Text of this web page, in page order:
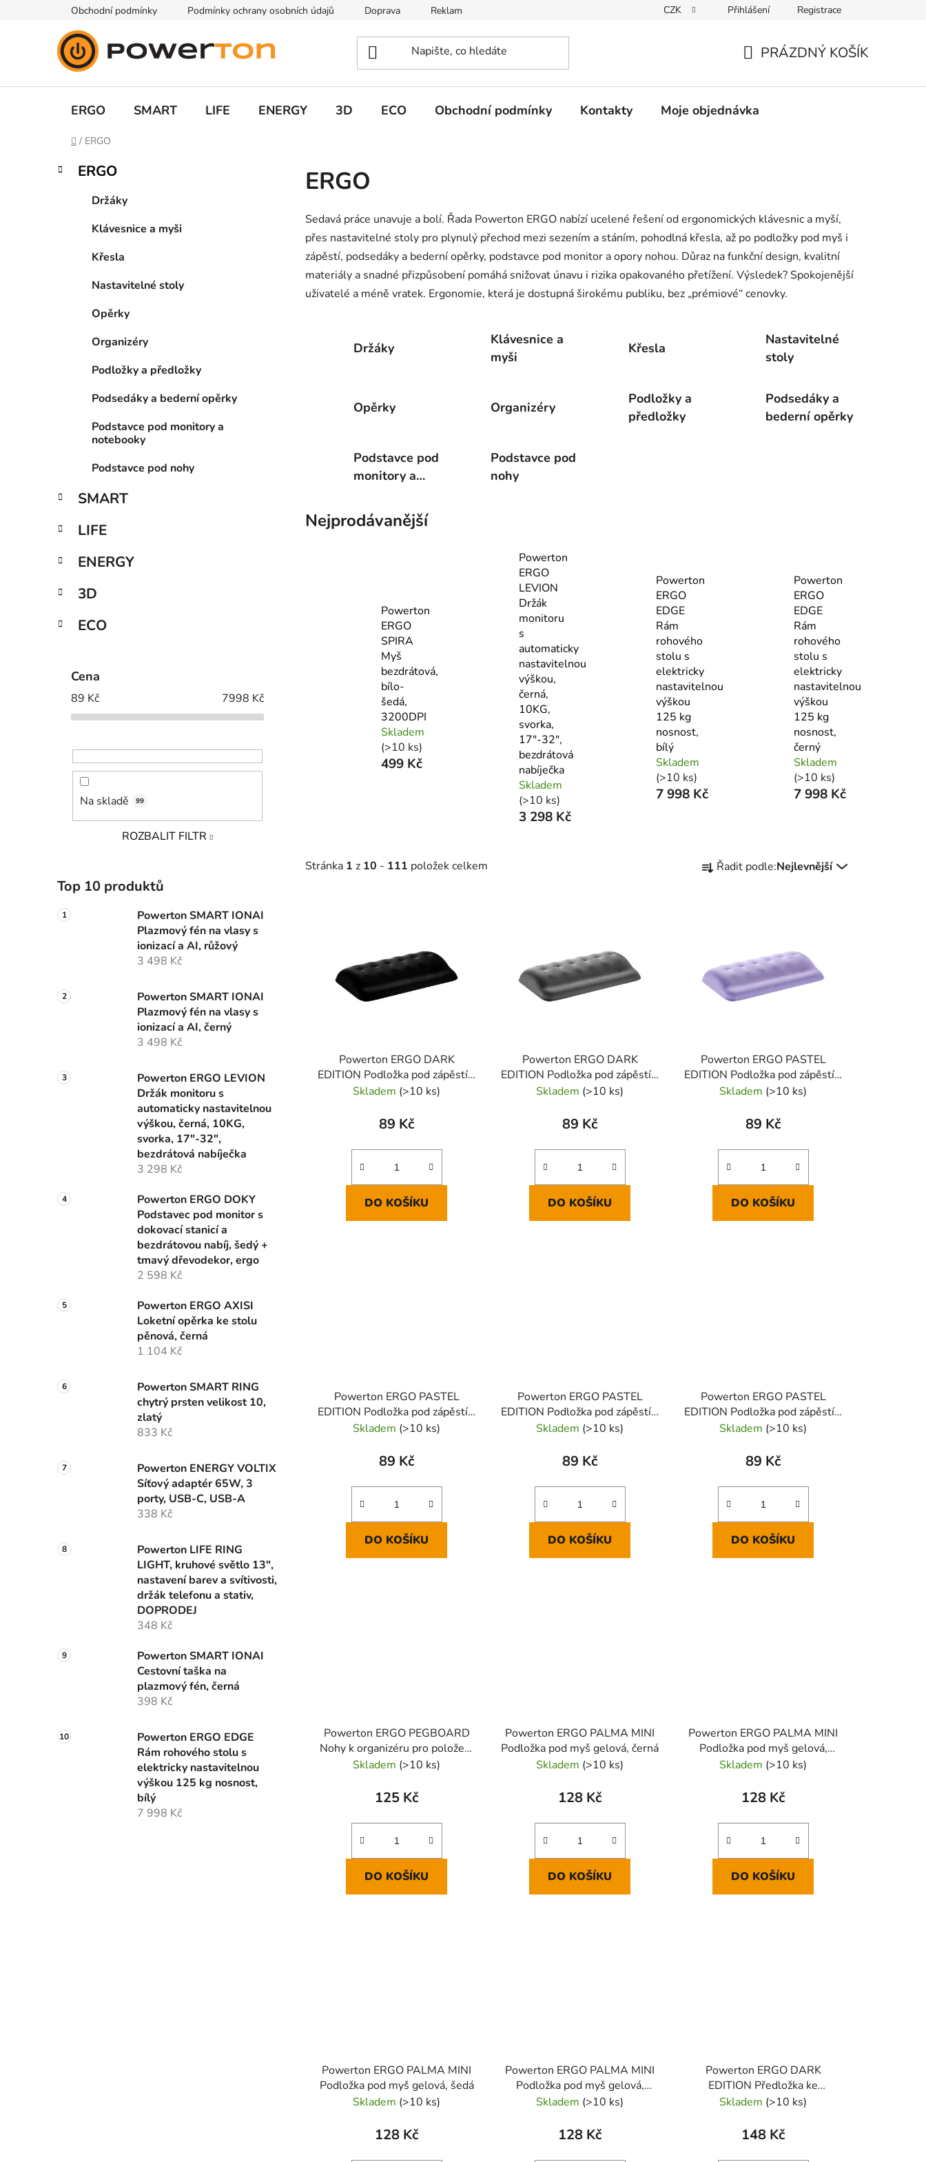
Obchodní podmínky Podmínky ochrany osobních údajů Doprava Reklamace CZK Přihlášení Registrace
KOŠÍK
PRÁZDNÝ KOŠÍK
ERGO SMART LIFE ENERGY 3D ECO Obchodní podmínky Kontakty Moje objednávka
Domů
/ ERGO
PPřeskočit
kategorie
K
a
ERGO
Držáky
Klávesnice a myši
Křesla
Nastavitelné stoly
Opěrky
Organizéry
Podložky a předložky
Podsedáky a bederní opěrky
Podstavce pod monitory a
notebooky
Podstavce pod nohy
SMART
LIFE
ENERGY
3D
ECO
Cena
89 Kč 7998 Kč
Na skladě 99
ROZBALIT FILTR
Top 10 produktů
Powerton SMART IONAI
Plazmový fén na vlasy s
ionizací a AI, růžový
3 498 Kč
Powerton SMART IONAI
Plazmový fén na vlasy s
ionizací a AI, černý
3 498 Kč
Powerton ERGO LEVION
Držák monitoru s
automaticky nastavitelnou
výškou, černá, 10KG,
svorka, 17"-32",
bezdrátová nabíječka
3 298 Kč
Powerton ERGO DOKY
Podstavec pod monitor s
dokovací stanicí a
bezdrátovou nabíj, šedý +
tmavý dřevodekor, ergo
2 598 Kč
Powerton ERGO AXISI
Loketní opěrka ke stolu
pěnová, černá
1 104 Kč
Powerton SMART RING
chytrý prsten velikost 10,
zlatý
833 Kč
Powerton ENERGY VOLTIX
Síťový adaptér 65W, 3
porty, USB-C, USB-A
338 Kč
Powerton LIFE RING
LIGHT, kruhové světlo 13",
nastavení barev a svítivosti,
držák telefonu a stativ,
DOPRODEJ
348 Kč
Powerton SMART IONAI
Cestovní taška na
plazmový fén, černá
398 Kč
Powerton ERGO EDGE
Rám rohového stolu s
elektricky nastavitelnou
výškou 125 kg nosnost,
bílý
7 998 Kč
ERGO
Sedavá práce unavuje a bolí. Řada Powerton ERGO nabízí ucelené řešení od ergonomických klávesnic a myší,
přes nastavitelné stoly pro plynulý přechod mezi sezením a stáním, pohodlná křesla, až po podložky pod myš i
zápěstí, podsedáky a bederní opěrky, podstavce pod monitor a opory nohou. Důraz na funkční design, kvalitní
materiály a snadné přizpůsobení pomáhá snižovat únavu i rizika opakovaného přetížení. Výsledek? Spokojenější
uživatelé a méně vratek. Ergonomie, která je dostupná širokému publiku, bez „prémiové“ cenovky.
Držáky
Klávesnice a
myši
Křesla
Nastavitelné
stoly
Opěrky Organizéry
Podložky a
předložky
Podsedáky a
bederní opěrky
Podstavce pod
monitory a
Podstavce pod
nohy
Nejprodávanější
Powerton
ERGO
SPIRA
Myš
bezdrátová,
bílo-
šedá,
3200DPI
Skladem
(>10 ks)
499 Kč
Powerton
ERGO
LEVION
Držák
monitoru
s
automaticky
nastavitelnou
výškou,
černá,
10KG,
svorka,
17"-32",
bezdrátová
nabíječka
Skladem
(>10 ks)
3 298 Kč
Powerton
ERGO
EDGE
Rám
rohového
stolu s
elektricky
nastavitelnou
výškou
125 kg
nosnost,
bílý
Skladem
(>10 ks)
7 998 Kč
Powerton
ERGO
EDGE
Rám
rohového
stolu s
elektricky
nastavitelnou
výškou
125 kg
nosnost,
černý
Skladem
(>10 ks)
7 998 Kč
Stránka 1 z 10 - 111 položek celkem
a
p
r
k
t
Řadit podle:Nejlevnější
Powerton ERGO DARK
EDITION Podložka pod zápěstí z
paměťové pěny, černá
Skladem (>10 ks)
89 Kč
DO KOŠÍKU
Powerton ERGO DARK
EDITION Podložka pod zápěstí z
paměťové pěny, šedá
Skladem (>10 ks)
89 Kč
DO KOŠÍKU
Powerton ERGO PASTEL
EDITION Podložka pod zápěstí z
paměťové pěny, fialová
Skladem (>10 ks)
89 Kč
DO KOŠÍKU
Powerton ERGO PASTEL
EDITION Podložka pod zápěstí z
paměťové pěny, mintová
Skladem (>10 ks)
89 Kč
DO KOŠÍKU
Powerton ERGO PASTEL
EDITION Podložka pod zápěstí z
paměťové pěny, růžová
Skladem (>10 ks)
89 Kč
DO KOŠÍKU
Powerton ERGO PASTEL
EDITION Podložka pod zápěstí z
paměťové pěny, šedá
Skladem (>10 ks)
89 Kč
DO KOŠÍKU
Powerton ERGO PEGBOARD
Nohy k organizéru pro položení
na stůl - náhr. díl, černé
Skladem (>10 ks)
125 Kč
DO KOŠÍKU
Powerton ERGO PALMA MINI
Podložka pod myš gelová, černá
Skladem (>10 ks)
128 Kč
DO KOŠÍKU
Powerton ERGO PALMA MINI
Podložka pod myš gelová,
námořnická modrá
Skladem (>10 ks)
128 Kč
DO KOŠÍKU
Powerton ERGO PALMA MINI
Podložka pod myš gelová, šedá
Skladem (>10 ks)
128 Kč
Powerton ERGO PALMA MINI
Podložka pod myš gelová,
vínově červená
Skladem (>10 ks)
128 Kč
Powerton ERGO DARK
EDITION Předložka ke
klávesnici pěnová, černá
Skladem (>10 ks)
148 Kč